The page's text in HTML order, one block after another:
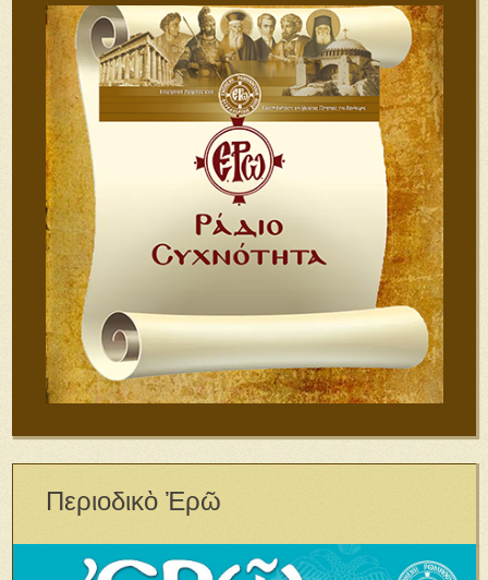
Περιοδικὸ Ἐρῶ